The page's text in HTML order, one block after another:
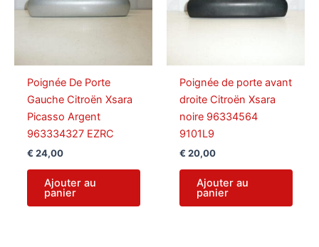
Poignée De Porte
Gauche Citroën Xsara
Picasso Argent
963334327 EZRC
€ 24,00
Ajouter au
panier
Poignée de porte avant
droite Citroën Xsara
noire 96334564
9101L9
€ 20,00
Ajouter au
panier